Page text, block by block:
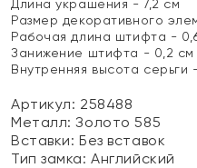
Длина украшения - 7,2 см
Размер декоративного
Рабочая длина штифта -
Занижение штифта - 0,2 см
Внутренняя высота серьги
Артикул: 258488
Металл:Золото 585
Вставки:Без вставок
Тип замка:Английский